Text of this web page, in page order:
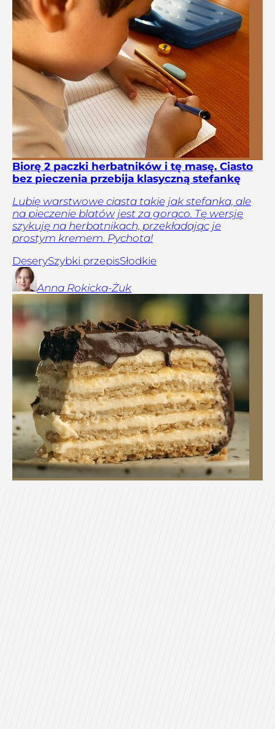
Biorę 2 paczki herbatników i tę masę. Ciasto
bez pieczenia przebija klasyczną stefankę
Lubię warstwowe ciasta takie jak stefanka, ale
na pieczenie blatów jest za gorąco. Tę wersję
szykuję na herbatnikach, przekładając je
prostym kremem. Pychota!
DeserySzybki przepisSłodkie
Anna Rokicka-Żuk